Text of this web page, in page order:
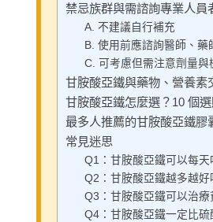
禁忌族群與需諮詢專業人員
A. 不建議自行補充
B. 使用前應諮詢醫師、藥
C. 可考慮但需注意劑量與
甘胺酸亞鐵與藥物、營養素
甘胺酸亞鐵怎麼選？10 個
最多人推薦的甘胺酸亞鐵膠
常見迷思
Q1：甘胺酸亞鐵可以每天
Q2：甘胺酸亞鐵越多越好
Q3：甘胺酸亞鐵可以治療
Q4：甘胺酸亞鐵一定比硫